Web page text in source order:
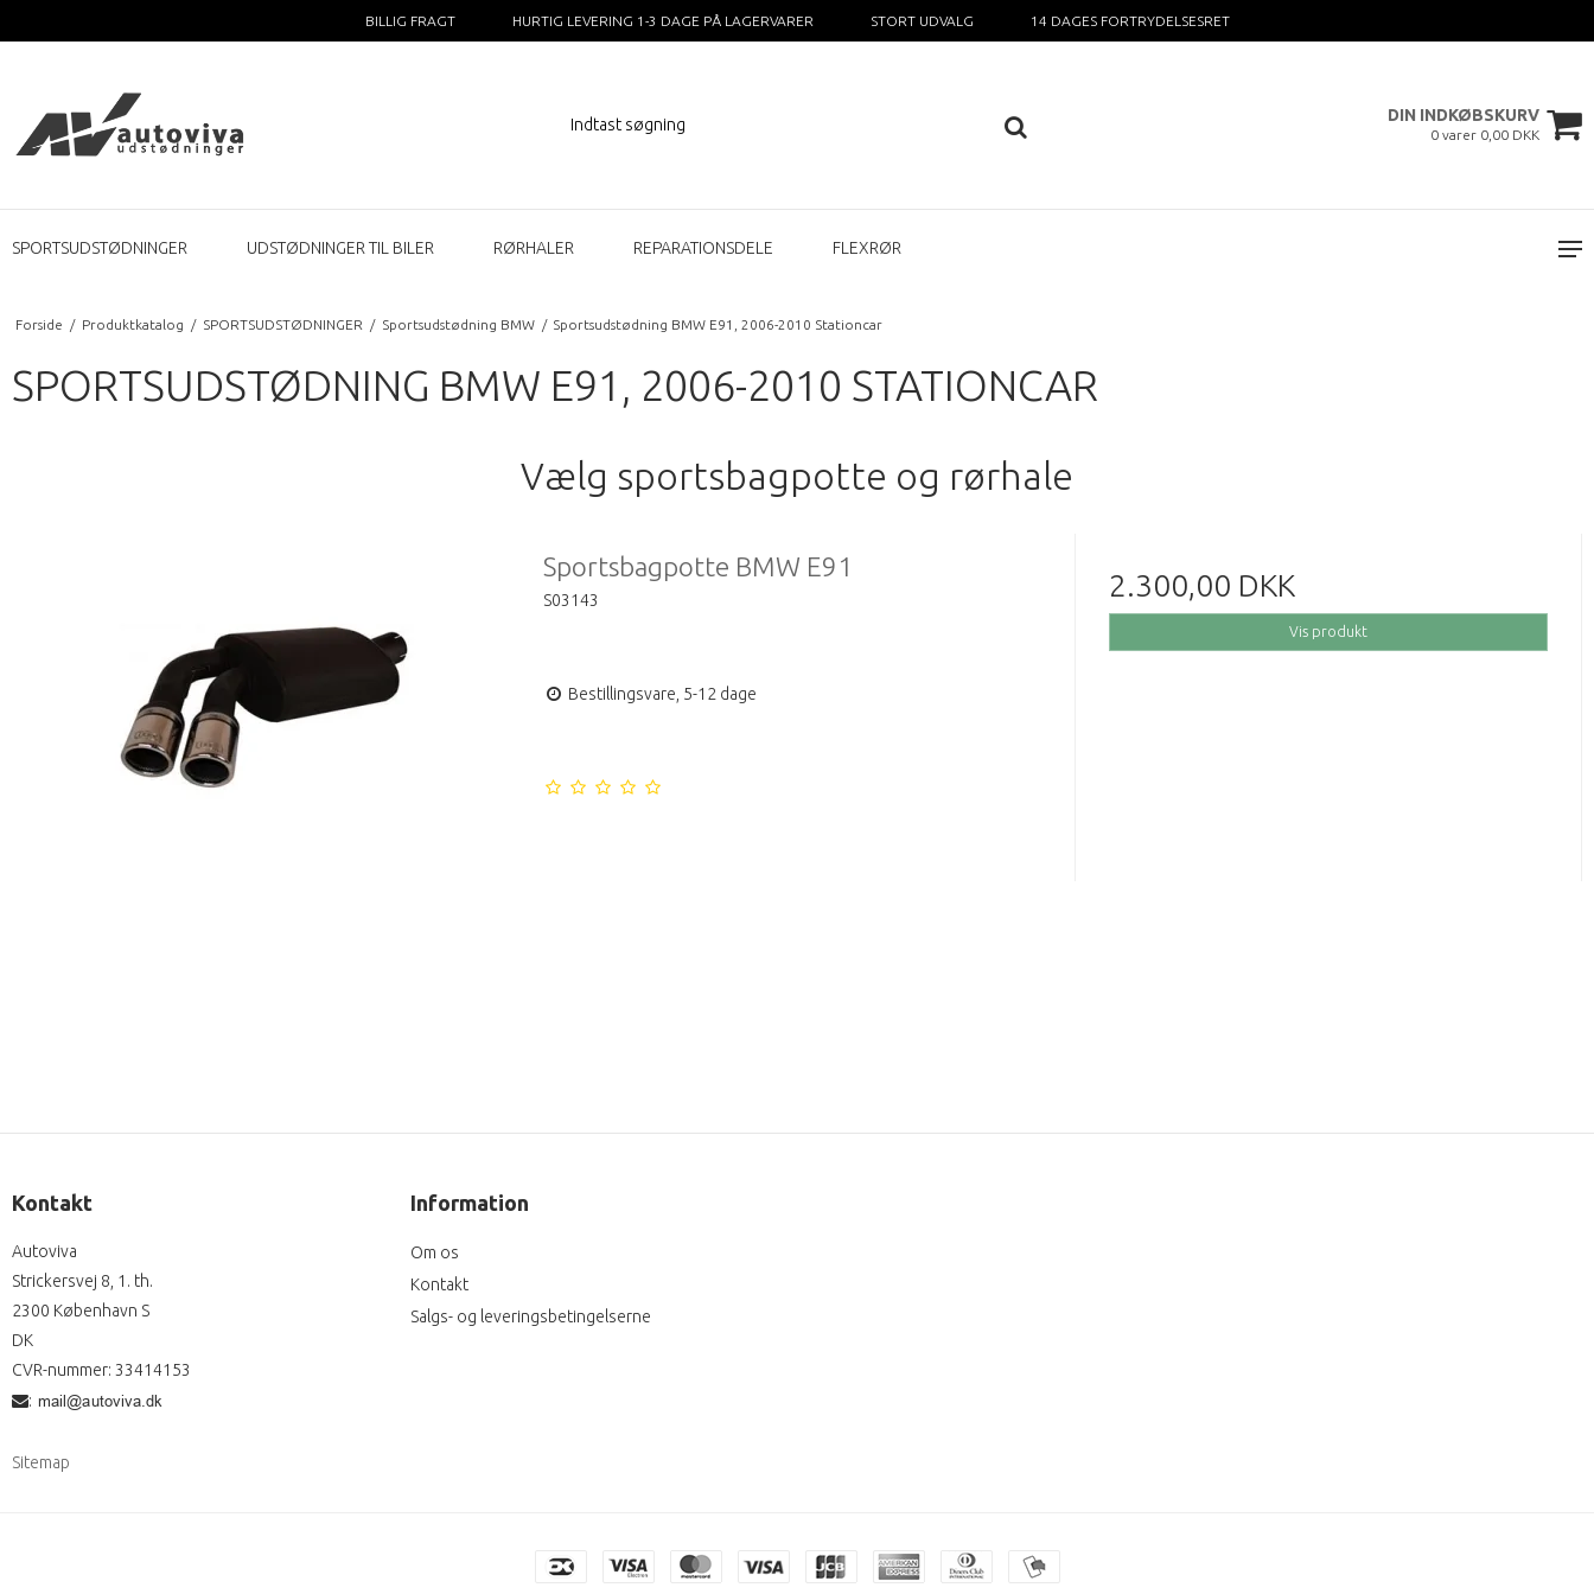
BILLIG FRAGT HURTIG LEVERING 1-3 DAGE PÅ LAGERVARER STORT UDVALG 14 DAGES FORTRYDELSESRET
DIN INDKØBSKURV
0 varer 0,00 DKK
SPORTSUDSTØDNINGER UDSTØDNINGER TIL BILER RØRHALER REPARATIONSDELE FLEXRØR
Forside / Produktkatalog / SPORTSUDSTØDNINGER / Sportsudstødning BMW / Sportsudstødning BMW E91, 2006-2010 Stationcar
SPORTSUDSTØDNING BMW E91, 2006-2010 STATIONCAR
Vælg sportsbagpotte og rørhale
Sportsbagpotte BMW E91
S03143
Bestillingsvare, 5-12 dage
2.300,00 DKK
Vis produkt
Kontakt
Autoviva
Strickersvej 8, 1. th.
2300 København S
DK
CVR-nummer: 33414153
:
Sitemap
Information
Om os
Kontakt
Salgs- og leveringsbetingelserne